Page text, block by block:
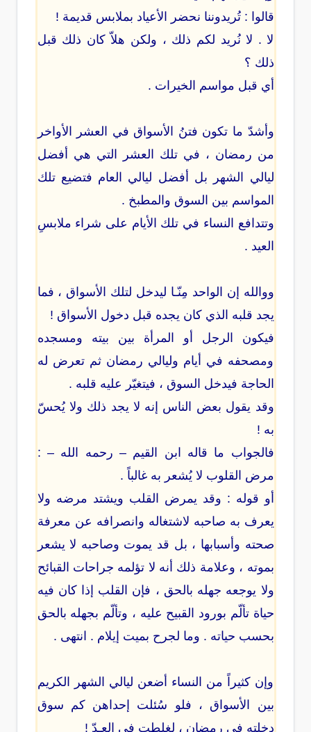
قالوا : تُريدوننا نحضر الأعياد بملابس قديمة !
لا . لا نُريد لكم ذلك ، ولكن هلاّ كان ذلك قبل
ذلك ؟
أي قبل مواسم الخيرات .
وأشدّ ما تكون فتنُ الأسواق في العشر الأواخر
من رمضان ، في تلك العشر التي هي أفضل
ليالي الشهر بل أفضل ليالي العام فتضيع تلك
المواسم بين السوق والمطبخ .
وتتدافع النساء في تلك الأيام على شراء ملابسِ
العيد .
ووالله إن الواحد مِنّـا ليدخل لتلك الأسواق ، فما
يجد قلبه الذي كان يجده قبل دخول الأسواق !
فيكون الرجل أو المرأة بين بيته ومسجده
ومصحفه في أيام وليالي رمضان ثم تعرض له
الحاجة فيدخل السوق ، فيتغيّر عليه قلبه .
وقد يقول بعض الناس إنه لا يجد ذلك ولا يُحسّ
به !
فالجواب ما قاله ابن القيم – رحمه الله – :
مرض القلوب لا يُشعر به غالباً .
أو قوله : وقد يمرض القلب ويشتد مرضه ولا
يعرف به صاحبه لاشتغاله وانصرافه عن معرفة
صحته وأسبابها ، بل قد يموت وصاحبه لا يشعر
بموته ، وعلامة ذلك أنه لا تؤلمه جراحات القبائح
ولا يوجعه جهله بالحق ، فإن القلب إذا كان فيه
حياة تألّم بورود القبيح عليه ، وتألّم بجهله بالحق
بحسب حياته . وما لجرح بميت إيلام . انتهى .
وإن كثيراً من النساء أضعن ليالي الشهر الكريم
بين الأسواق ، فلو سُئلت إحداهن كم سوق
دخلته في رمضان ، لغلِطت في العـدّ !